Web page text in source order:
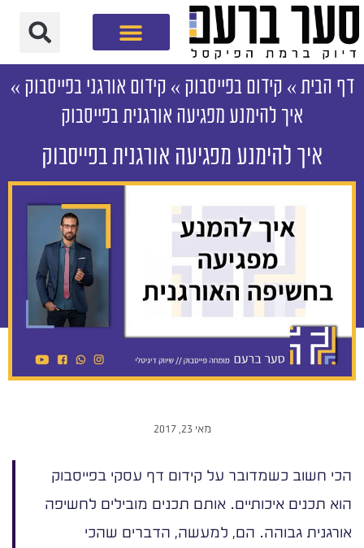
דף הבית» קידום בפייסבוק » קידום אורגני בפייסבוק »
איך להימנע מפגיעה אורגנית בפייסבוק
איך להימנע מפגיעה אורגנית בפייסבוק
מאי 23, 2017
הכי חשוב כשמדובר על קידום דף עסקי בפייסבוק
הוא תכנים איכותיים. אותם תכנים מובילים לחשיפה
אורגנית גבוהה. הם, למעשה, הדברים שהכי